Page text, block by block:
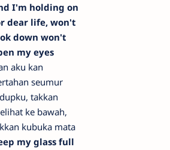
I'm holding on
dear life, won't
down won't
my eyes
aku kan
seumur
takkan
ke bawah,
kubuka mata
my glass full